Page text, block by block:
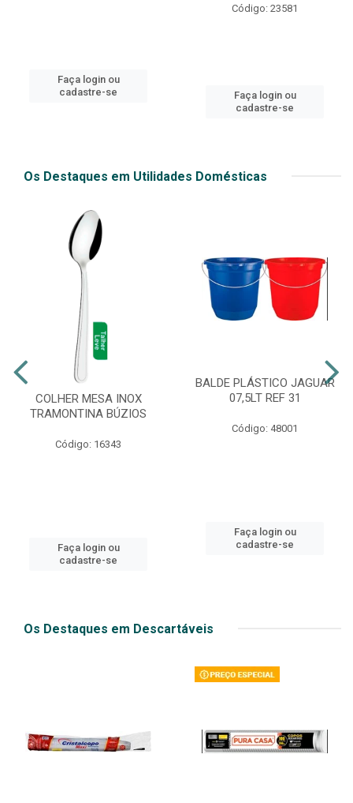
Faça login ou
cadastre-se
Código: 23581
Faça login ou
cadastre-se
Os Destaques em Utilidades Domésticas
COLHER MESA INOX
TRAMONTINA BÚZIOS
Código: 16343
Faça login ou
cadastre-se
BALDE PLÁSTICO JAGUAR
07,5LT REF 31
Código: 48001
Faça login ou
cadastre-se
Os Destaques em Descartáveis